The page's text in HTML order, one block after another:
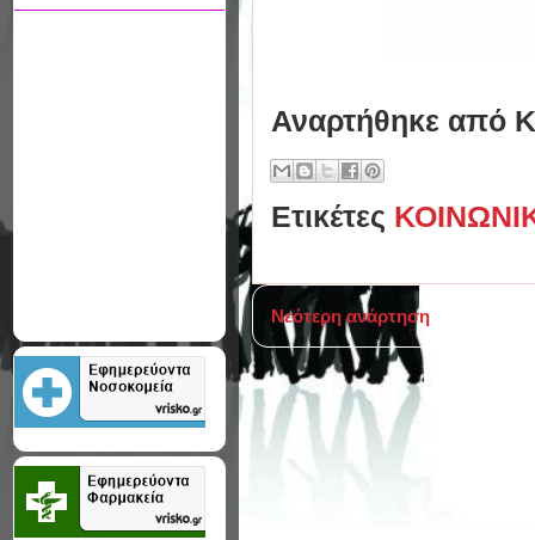
Αναρτήθηκε από
Ετικέτες
Νεότερη ανάρτηση